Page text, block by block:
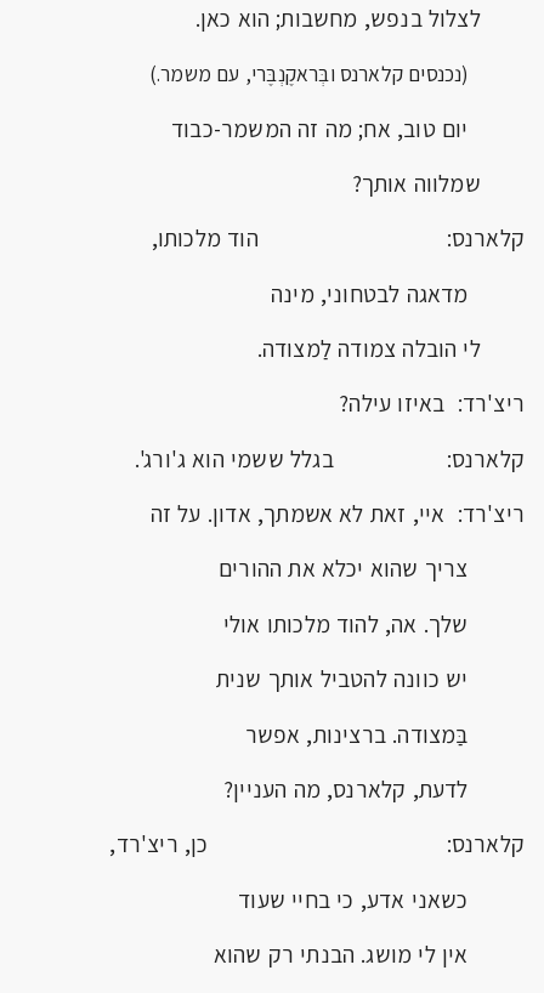
לצלול בנפש, מחשבות; הוא כאן.
(נכנסים קלארנס ובְּראקֶנְבֶּרי, עם משמר.)
יום טוב, אח; מה זה המשמר-כבוד
שמלווה אותך?
קלארנס: הוד מלכותו,
מדאגה לבטחוני, מינה
לי הובלה צמודה לַמצודה.
ריצ'רד: באיזו עילה?
קלארנס: בגלל ששמי הוא ג'ורג'.
ריצ'רד: איי, זאת לא אשמתך, אדון. על זה
צריך שהוא יכלא את ההורים
שלך. אה, להוד מלכותו אולי
יש כוונה להטביל אותך שנית
בַּמצודה. ברצינות, אפשר
לדעת, קלארנס, מה העניין?
קלארנס: כן, ריצ'רד,
כשאני אדע, כי בחיי שעוד
אין לי מושג. הבנתי רק שהוא